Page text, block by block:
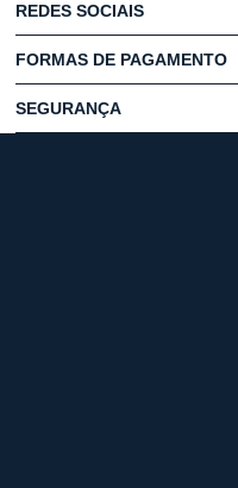
REDES SOCIAIS
FORMAS DE PAGAMENTO
SEGURANÇA